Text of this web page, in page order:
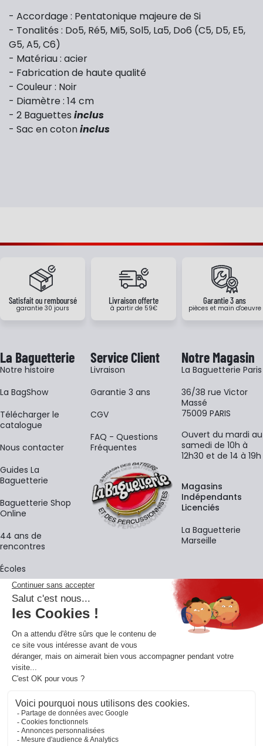
- Accordage : Pentatonique majeure de Si
- Tonalités : Do5, Ré5, Mi5, Sol5, La5, Do6 (C5, D5, E5,
G5, A5, C6)
- Matériau : acier
- Fabrication de haute qualité
- Couleur : Noir
- Diamètre : 14 cm
- 2 Baguettes inclus
- Sac en cotoninclus
Satisfait ou remboursé
garantie 30 jours
Livraison offerte
à partir de 59€
Garantie 3 ans
pièces et main d'oeuvre
La Baguetterie
Notre histoire
La BagShow
​Télécharger le
catalogue
Nous contacter
Guides La
Baguetterie
Baguetterie Shop
Online
44 ans de
rencontres
Écoles
Service Client
Livraison
Garantie 3 ans
CGV
FAQ - Questions
Fréquentes
Notre Magasin
La Baguetterie Paris
36/38 rue Victor
Massé
75009 PARIS
Ouvert du mardi au
samedi de 10h à
12h30 et de 14 à 19h
Magasins
Indépendants
Licenciés
La Baguetterie
Marseille
La newsletter
Adresse e-mail
En vous inscrivant à notre newsletter, vous acceptez notrepolitique de
confidentialité.
Retrouvons-nous sur